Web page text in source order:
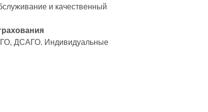
и качественный
ДСАГО. Индивидуальные